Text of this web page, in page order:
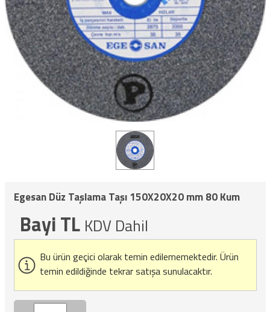
Egesan Düz Taşlama Taşı 150X20X20 mm 80 Kum
Bayi TL KDV Dahil
Bu ürün geçici olarak temin edilememektedir. Ürün
temin edildiğinde tekrar satışa sunulacaktır.